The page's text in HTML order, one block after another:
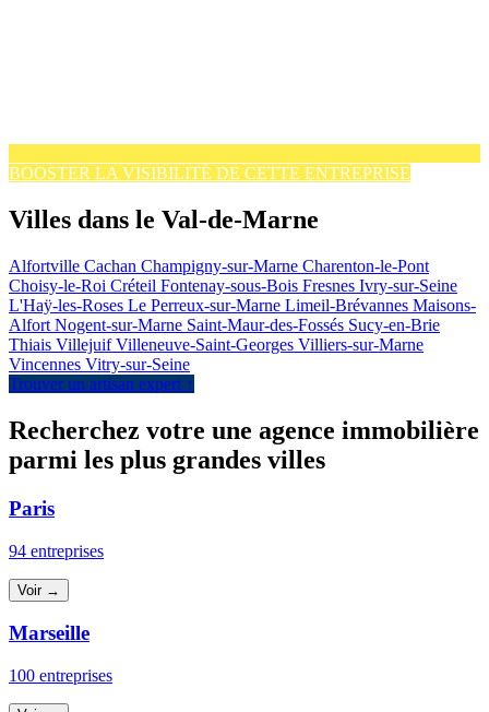
BOOSTER LA VISIBILITÉ DE CETTE ENTREPRISE
Villes dans le Val-de-Marne
Alfortville Cachan Champigny-sur-Marne Charenton-le-Pont
Choisy-le-Roi Créteil Fontenay-sous-Bois Fresnes Ivry-sur-Seine
L'Haÿ-les-Roses Le Perreux-sur-Marne Limeil-Brévannes Maisons-
Alfort Nogent-sur-Marne Saint-Maur-des-Fossés Sucy-en-Brie
Thiais VillejuifVilleneuve-Saint-Georges Villiers-sur-Marne
Vincennes Vitry-sur-Seine
Trouver un artisan expert ↑
Recherchez votre une agence immobilière
parmi les plus grandes villes
Paris
94 entreprises
Voir →
Marseille
100 entreprises